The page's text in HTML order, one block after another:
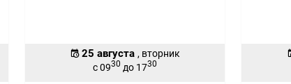
25 августа , вторник
с 0930 до 1730